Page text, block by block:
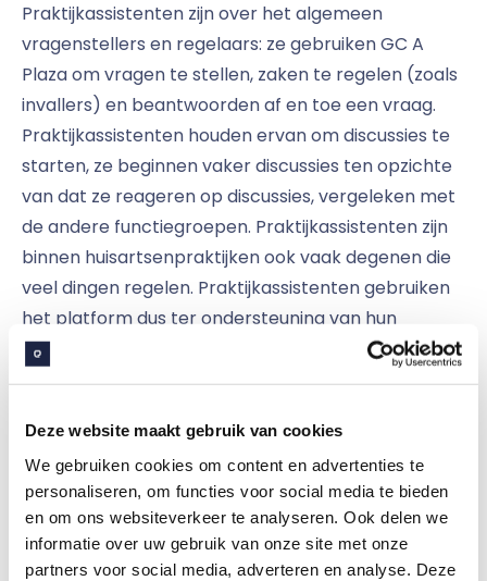
Deze website maakt gebruik van cookies
We gebruiken cookies om content en advertenties te
personaliseren, om functies voor social media te bieden
en om ons websiteverkeer te analyseren. Ook delen we
informatie over uw gebruik van onze site met onze
partners voor social media, adverteren en analyse. Deze
Praktijkassistenten zijn over het algemeen
vragenstellers en regelaars: ze gebruiken GC A
Plaza om vragen te stellen, zaken te regelen (zoals
invallers) en beantwoorden af en toe een vraag.
Praktijkassistenten houden ervan om discussies te
starten, ze beginnen vaker discussies ten opzichte
van dat ze reageren op discussies, vergeleken met
de andere functiegroepen. Praktijkassistenten zijn
binnen huisartsenpraktijken ook vaak degenen die
veel dingen regelen. Praktijkassistenten gebruiken
het platform dus ter ondersteuning van hun
werkzaamheden.
Hoe gebruiken
praktijkverpleegkundigen de
digitale werkplek?
Praktijkverpleegkundigen houden van interactie. Ze